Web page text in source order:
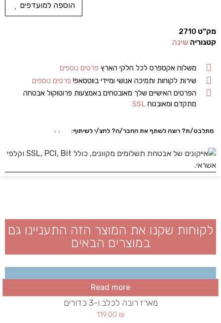
הוספה למועדפים
מק"ט 2710
קטגוריה שינה
משלוח אקספרס לכל חלקי הארץ פרטים נוספים
שירות לקוחות ותמיכה אנושי ומיידי בווטסאפ! פרטים נוספים
הפרטים האישיים שלך מאובטחים באמצעות פרוטוקול אבטחה
מתקדם ומאובטחSSL
מתלבט/ת? רוצה לשתף את החבר/ה? לחצ/י לשיתוף:
לקוחות שקנו את המוצר הזה התעניינו גם
במוצרים הבאים
Read more
מארז רובה לכלב ו-3 כדורים
119.00 ₪